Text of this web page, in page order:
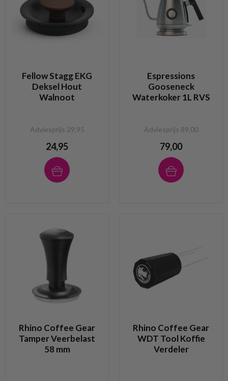
Fellow Stagg EKG
Deksel Hout
Walnoot
Adviesprijs 29,95
24,95
Espressions
Gooseneck
Waterkoker 1L RVS
Adviesprijs 89,00
79,00
Rhino Coffee Gear
Tamper Veerbelast
58 mm
Rhino Coffee Gear
WDT Tool Koffie
Verdeler